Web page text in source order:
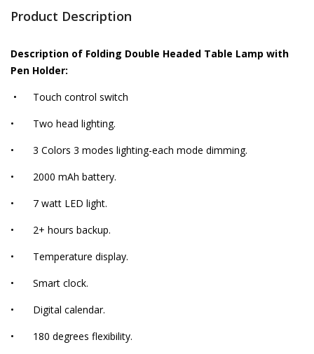
Product Description
Description of Folding Double Headed Table Lamp with
Pen Holder:
•
Touch control switch
•
Two head lighting.
•
3 Colors 3 modes lighting-each mode dimming.
•
2000 mAh battery.
•
7 watt LED light.
•
2+ hours backup.
•
Temperature display.
•
Smart clock.
•
Digital calendar.
•
180 degrees flexibility.